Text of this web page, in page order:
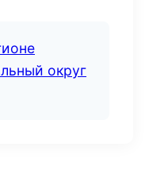
округ